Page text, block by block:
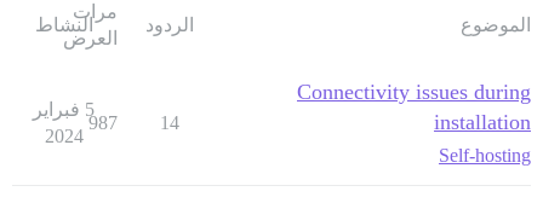
الموضوع الردود
مرات
العرض
النشاط
Connectivity issues during
installation
Self-hosting
14
987
5 فبراير
2024